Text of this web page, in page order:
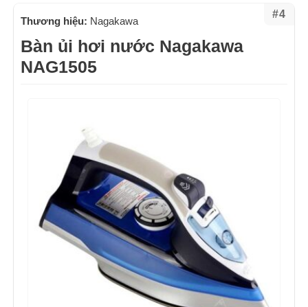
#4
Thương hiệu: Nagakawa
Bàn ủi hơi nước Nagakawa
NAG1505